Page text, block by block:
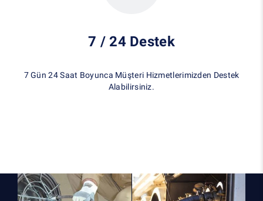
7 / 24 Destek
7 Gün 24 Saat Boyunca Müşteri Hizmetlerimizden Destek
Alabilirsiniz.